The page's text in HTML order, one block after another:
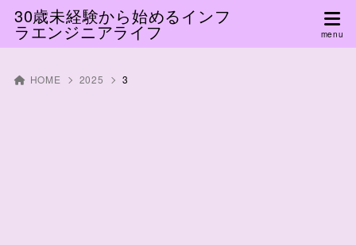
30歳未経験から始めるインフ
ラエンジニアライフ
HOME 2025 3